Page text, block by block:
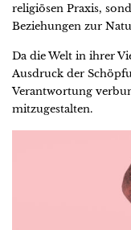
religiösen Praxis,
Beziehungen zur
Da die Welt in ihrer
Ausdruck der
Verantwortung
mitzugestalten.